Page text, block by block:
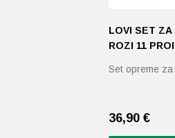
LOVI SET ZA
ROZI 11
Set opreme
36,90 €